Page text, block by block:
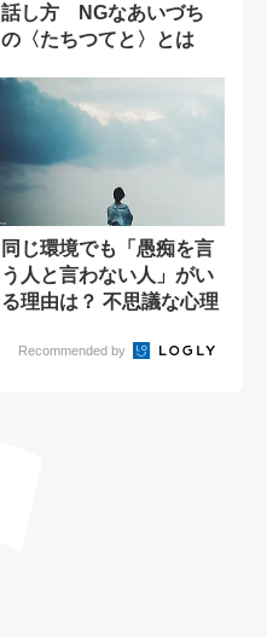
話し方 NGなあいづち
の〈たちつてと〉とは
同じ環境でも「愚痴を言
う人と言わない人」がい
る理由は？ 不思議な心理
Recommended by